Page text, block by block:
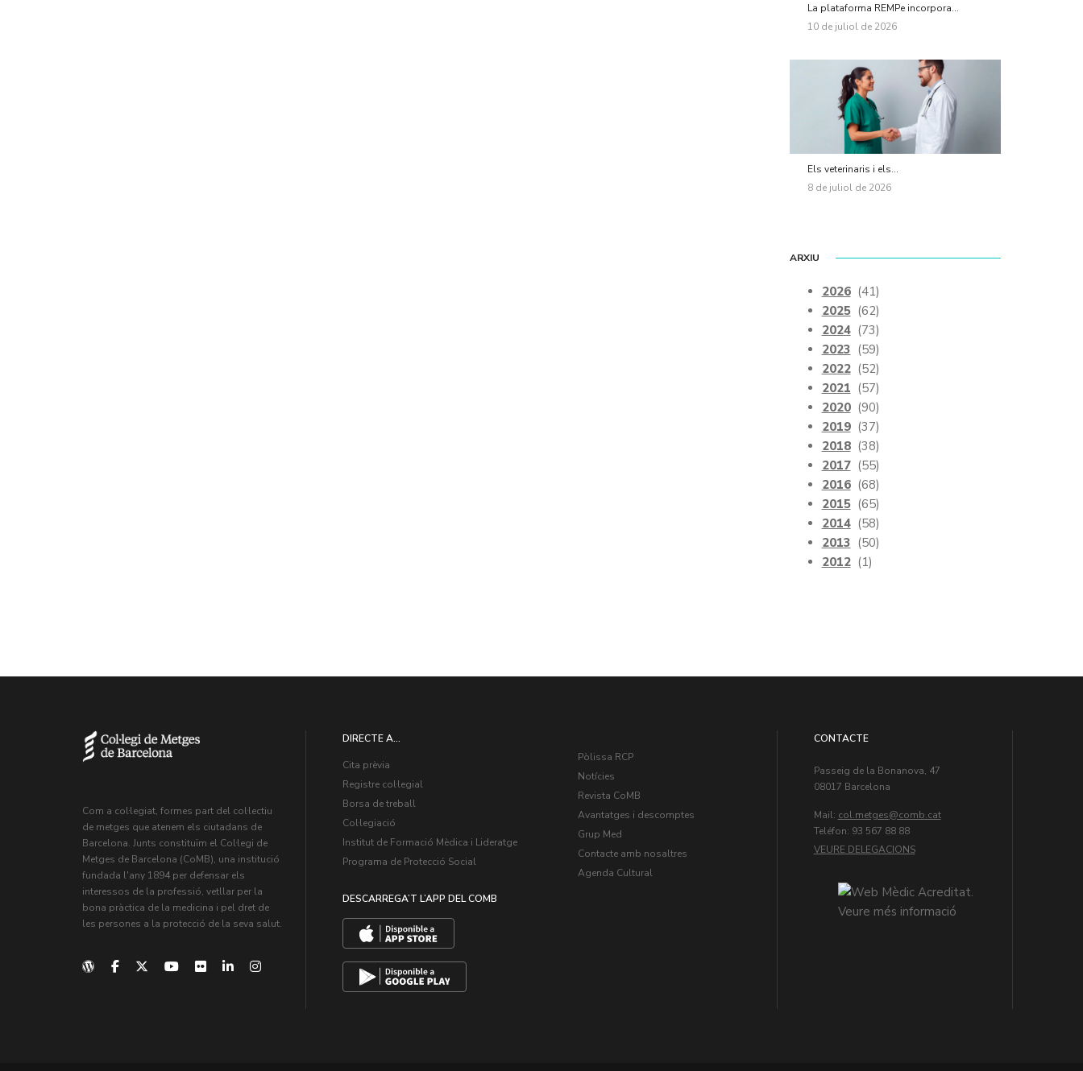
La plataforma REMPe incorpora...
10 de juliol de 2026
Els veterinaris i els...
8 de juliol de 2026
ARXIU
2026 (41)
2025 (62)
2024 (73)
2023 (59)
2022 (52)
2021 (57)
2020 (90)
2019 (37)
2018 (38)
2017 (55)
2016 (68)
2015 (65)
2014 (58)
2013 (50)
2012 (1)
Com a col·legiat, formes part del col·lectiu
de metges que atenem els ciutadans de
Barcelona. Junts constituïm el Col·legi de
Metges de Barcelona (CoMB), una institució
fundada l'any 1894 per defensar els
interessos de la professió, vetllar per la
bona pràctica de la medicina i pel dret de
les persones a la protecció de la seva salut.
DIRECTE A...
Cita prèvia
Registre col·legial
Borsa de treball
Col·legiació
Institut de Formació Mèdica i Lideratge
Programa de Protecció Social
DESCARREGA’T L’APP DEL COMB
Pòlissa RCP
Notícies
Revista CoMB
Avantatges i descomptes
Grup Med
Contacte amb nosaltres
Agenda Cultural
CONTACTE
Passeig de la Bonanova, 47
08017 Barcelona
Mail: col.metges
Teléfon: 93 567 88 88
VEURE DELEGACIONS